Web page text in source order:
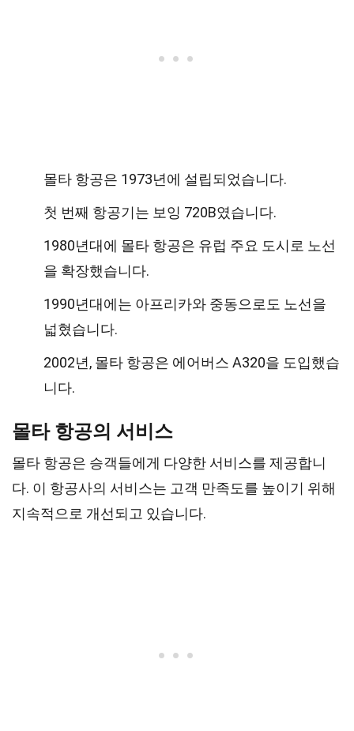
몰타 항공은 1973년에 설립되었습니다.
첫 번째 항공기는 보잉 720B였습니다.
1980년대에 몰타 항공은 유럽 주요 도시로 노선
을 확장했습니다.
1990년대에는 아프리카와 중동으로도 노선을
넓혔습니다.
2002년, 몰타 항공은 에어버스 A320을 도입했습
니다.
몰타 항공의 서비스
몰타 항공은 승객들에게 다양한 서비스를 제공합니
다. 이 항공사의 서비스는 고객 만족도를 높이기 위해
지속적으로 개선되고 있습니다.